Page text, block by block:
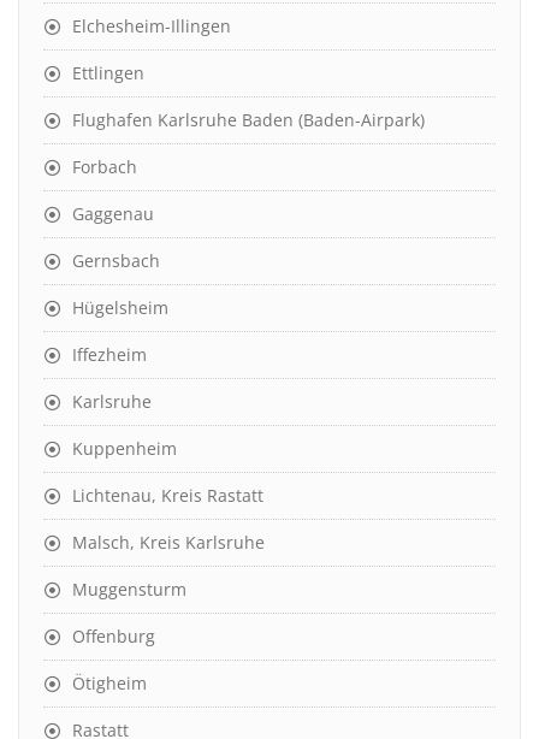
Elchesheim-Illingen
Ettlingen
Flughafen Karlsruhe Baden (Baden-Airpark)
Forbach
Gaggenau
Gernsbach
Hügelsheim
Iffezheim
Karlsruhe
Kuppenheim
Lichtenau, Kreis Rastatt
Malsch, Kreis Karlsruhe
Muggensturm
Offenburg
Ötigheim
Rastatt